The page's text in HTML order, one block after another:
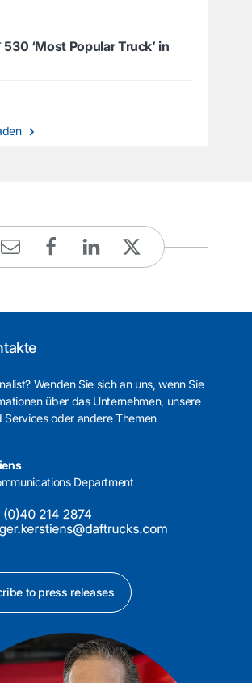
530 ‘Most Popular Truck’ in
Wenden Sie sich an uns, wenn Sie
über das Unternehmen, unsere
Services oder andere Themen
Department
to press releases